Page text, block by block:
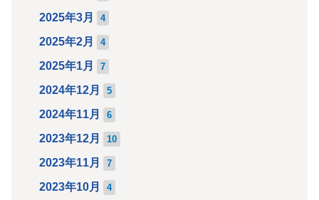
2025年3月 4
2025年2月 4
2025年1月 7
2024年12月 5
2024年11月 6
2023年12月 10
2023年11月 7
2023年10月 4